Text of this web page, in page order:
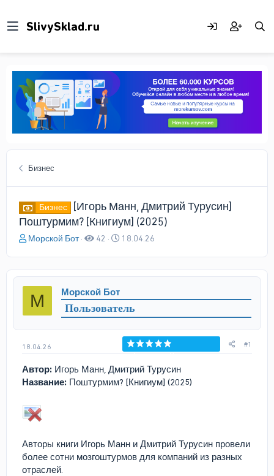
Бизнес
Бизнес
[Игорь Манн, Дмитрий Турусин]
Поштурмим? [Книгиум] (2025)
А
о
р
е
ы
Морской Бот 42
Д
а
ч
а
л
18.04.26
М Морской Бот
Пользователь
18.04.26
Голосов: 0
#1
Автор: Игорь Манн, Дмитрий Турусин
Название: Поштурмим? [Книгиум] (2025)
Авторы книги Игорь Манн и Дмитрий Турусин провели
более сотни мозгоштурмов для компаний из разных
отраслей.